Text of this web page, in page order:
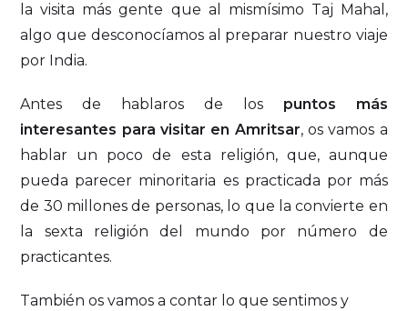
la visita más gente que al mismísimo Taj Mahal,
algo que desconocíamos al preparar nuestro viaje
por India.
Antes de hablaros de los puntos más
interesantes para visitar en Amritsar, os vamos a
hablar un poco de esta religión, que, aunque
pueda parecer minoritaria es practicada por más
de 30 millones de personas, lo que la convierte en
la sexta religión del mundo por número de
practicantes.
También os vamos a contar lo que sentimos y